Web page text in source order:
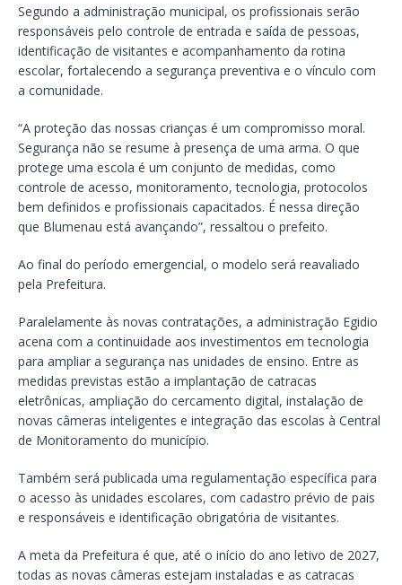
Segundo a administração municipal, os profissionais serão
responsáveis pelo controle de entrada e saída de pessoas,
identificação de visitantes e acompanhamento da rotina
escolar, fortalecendo a segurança preventiva e o vínculo com
a comunidade.
“A proteção das nossas crianças é um compromisso moral.
Segurança não se resume à presença de uma arma. O que
protege uma escola é um conjunto de medidas, como
controle de acesso, monitoramento, tecnologia, protocolos
bem definidos e profissionais capacitados. É nessa direção
que Blumenau está avançando”, ressaltou o prefeito.
Ao final do período emergencial, o modelo será reavaliado
pela Prefeitura.
Paralelamente às novas contratações, a administração Egidio
acena com a continuidade aos investimentos em tecnologia
para ampliar a segurança nas unidades de ensino. Entre as
medidas previstas estão a implantação de catracas
eletrônicas, ampliação do cercamento digital, instalação de
novas câmeras inteligentes e integração das escolas à Central
de Monitoramento do município.
Também será publicada uma regulamentação específica para
o acesso às unidades escolares, com cadastro prévio de pais
e responsáveis e identificação obrigatória de visitantes.
A meta da Prefeitura é que, até o início do ano letivo de 2027,
todas as novas câmeras estejam instaladas e as catracas